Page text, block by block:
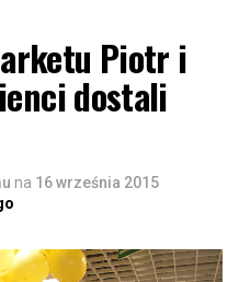
Piotr i
dostali
na 16 września 2015